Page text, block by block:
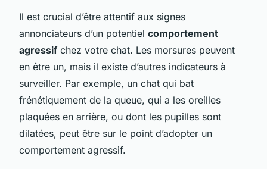
Il est crucial d’être attentif aux signes
annonciateurs d’un potentiel comportement
agressif chez votre chat. Les morsures peuvent
en être un, mais il existe d’autres indicateurs à
surveiller. Par exemple, un chat qui bat
frénétiquement de la queue, qui a les oreilles
plaquées en arrière, ou dont les pupilles sont
dilatées, peut être sur le point d’adopter un
comportement agressif.